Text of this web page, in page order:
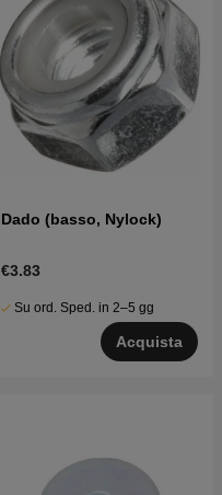
Dado (basso, Nylock)
€3.83
Su ord. Sped. in 2–5 gg
Acquista